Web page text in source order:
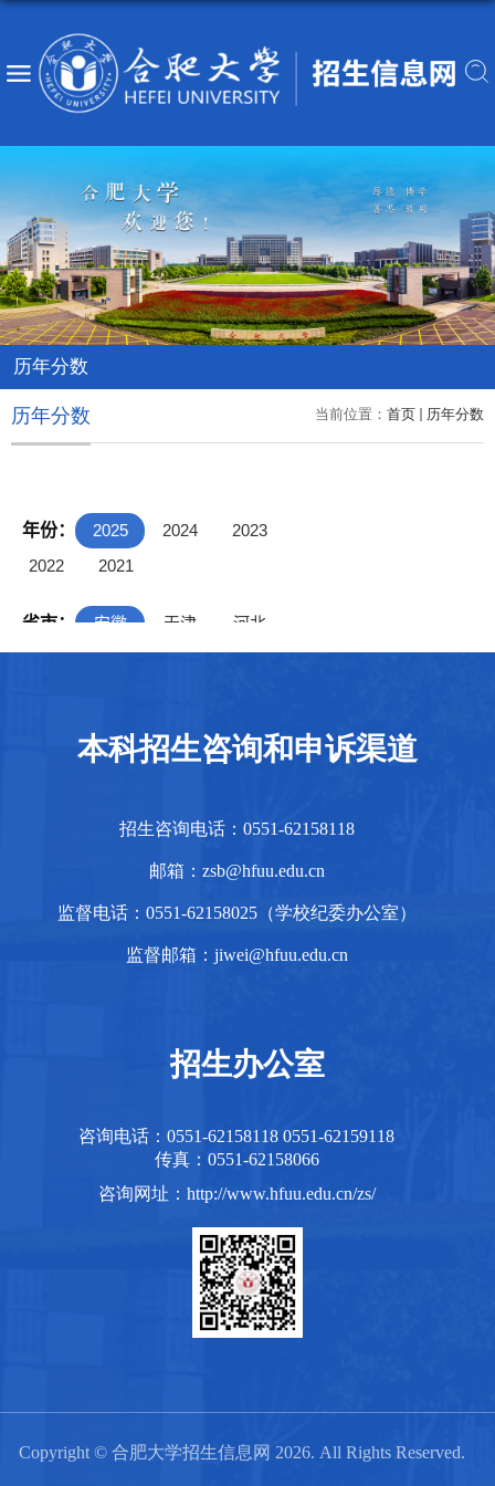
历年分数
当前位置： 首页 历年分数
历年分数
本科招生咨询和申诉渠道
招生咨询电话：0551-62158118
邮箱：zsb@hfuu.edu.cn
监督电话：0551-62158025（学校纪委办公室）
监督邮箱：jiwei@hfuu.edu.cn
招生办公室
咨询电话：0551-62158118 0551-62159118
传真：0551-62158066
咨询网址：http://www.hfuu.edu.cn/zs/
Copyright © 合肥大学招生信息网 2026. All Rights Reserved.